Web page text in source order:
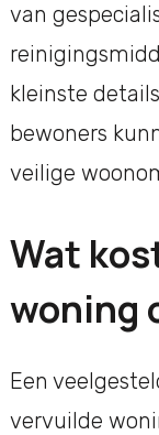
van
kleinste
bewoners
veilige
Wat
woning
Een
vervuilde